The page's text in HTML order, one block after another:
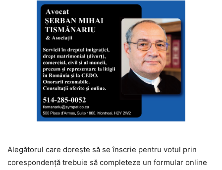
Alegătorul care dorește să se înscrie pentru votul prin
corespondență trebuie să completeze un formular online